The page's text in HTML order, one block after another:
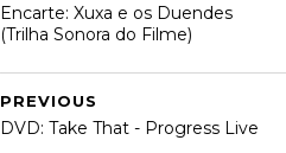
Encarte: Xuxa e os Duendes
(Trilha Sonora do Filme)
PREVIOUS
DVD: Take That - Progress Live